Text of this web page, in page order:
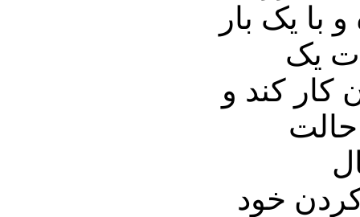
با یک بار
یک
کند و
خود